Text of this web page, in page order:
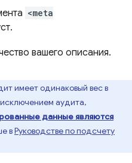
<meta
вашего описания.
имеет одинаковый вес в
аудита,
данные являются
вРуководстве по подсчету